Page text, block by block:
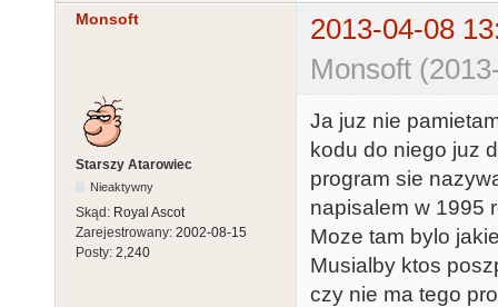
Monsoft
2013-04-08
Monsoft
Starszy Atarowiec
Nieaktywny
Skąd: Royal Ascot
Zarejestrowany: 2002-08-15
Posty: 2,240
Ja juz nie
kodu do niego juz
program sie
napisalem w 1995
Moze tam bylo
Musialby ktos
czy nie ma tego